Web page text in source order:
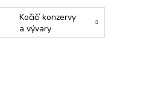
Kočičí konzervy
a vývary